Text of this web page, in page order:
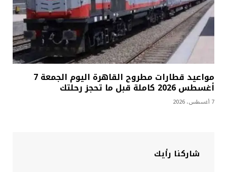
مواعيد قطارات مطروح القاهرة اليوم الجمعة 7
أغسطس 2026 كاملة قبل ما تحجز رحلتك
7 أغسطس، 2026
شاركنا رأيك